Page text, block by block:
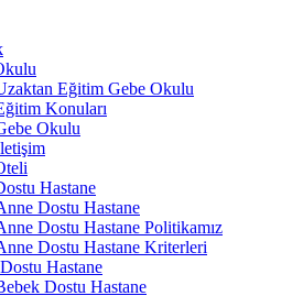
Eğitim Gebe Okulu
Konuları
Okulu
Hastane
Dostu Hastane
Dostu Hastane Politikamız
Dostu Hastane Kriterleri
Hastane
Dostu Hastane